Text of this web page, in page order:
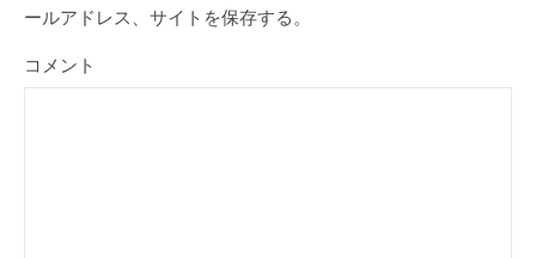
ールアドレス、サイトを保存する。
コメント